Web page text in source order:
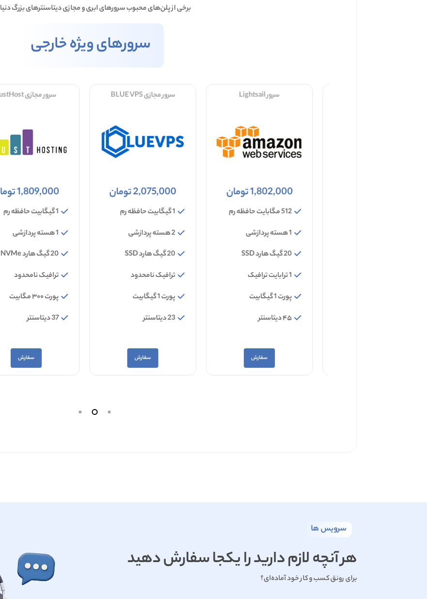
برخی از پلن‌های محبوب سرورهای ابری و مجازی دیتاسنترهای بزرگ دنیا
سرورهای ویژه خارجی
سرور Lightsail
1,802,000 تومان
512 مگابایت حافظه رم
1 هسته پردازشی
20 گیگ هارد SSD
1 ترابایت ترافیک
پورت 1 گیگابیت
۴۵ دیتاسنتر
سفارش
سرور مجازی BLUE VPS
2,075,000 تومان
1 گیگابیت حافظه رم
2 هسته پردازشی
20 گیگ هارد SSD
ترافیک نامحدود
پورت 1 گیگابیت
23 دیتاسنتر
سفارش
سرور مجازی JustHost
1,809,000 تومان
1 گیگابیت حافظه رم
1 هسته پردازشی
20 گیگ هارد NVMe
ترافیک نامحدود
پورت ۳۰۰ مگابیت
37 دیتاسنتر
سفارش
سرویس ها
هر آنچه لازم دارید را یکجا سفارش دهید
برای رونق کسب و کار خود آماده‌ای؟